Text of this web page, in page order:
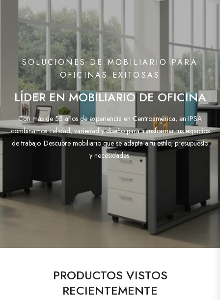
SOLUCIONES DE MOBILIARIO PARA
OFICINAS EXITOSAS
LÍDER EN MOBILIARIO DE OFICINA
Con más de 55 años de experiencia en Centroamérica, en IPSA
combinamos calidad, variedad y diseño para transformar tus espacios
de trabajo. Descubre mobiliario que se adapta a tu estilo, presupuesto
y necesidades.
PRODUCTOS VISTOS
RECIENTEMENTE